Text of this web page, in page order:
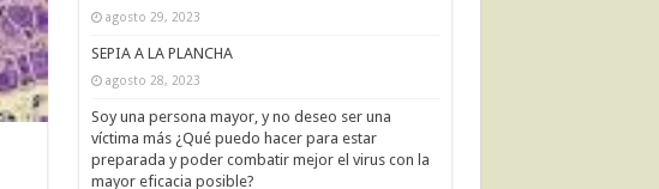
agosto 29, 2023
SEPIA A LA PLANCHA
agosto 28, 2023
Soy una persona mayor, y no deseo ser una
víctima más ¿Qué puedo hacer para estar
preparada y poder combatir mejor el virus con la
mayor eficacia posible?